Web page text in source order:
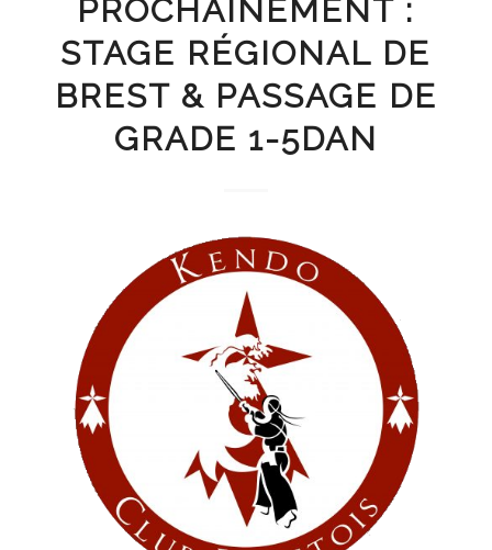
PROCHAINEMENT :
STAGE RÉGIONAL DE
BREST & PASSAGE DE
GRADE 1-5DAN